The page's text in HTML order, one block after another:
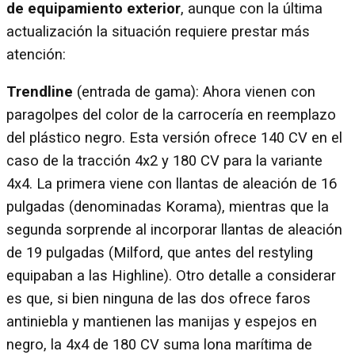
de equipamiento exterior, aunque con la última
actualización la situación requiere prestar más
atención:
Trendline (entrada de gama): Ahora vienen con
paragolpes del color de la carrocería en reemplazo
del plástico negro. Esta versión ofrece 140 CV en el
caso de la tracción 4x2 y 180 CV para la variante
4x4. La primera viene con llantas de aleación de 16
pulgadas (denominadas Korama), mientras que la
segunda sorprende al incorporar llantas de aleación
de 19 pulgadas (Milford, que antes del restyling
equipaban a las Highline). Otro detalle a considerar
es que, si bien ninguna de las dos ofrece faros
antiniebla y mantienen las manijas y espejos en
negro, la 4x4 de 180 CV suma lona marítima de